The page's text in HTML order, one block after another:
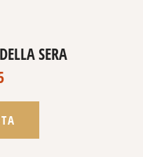
SERA